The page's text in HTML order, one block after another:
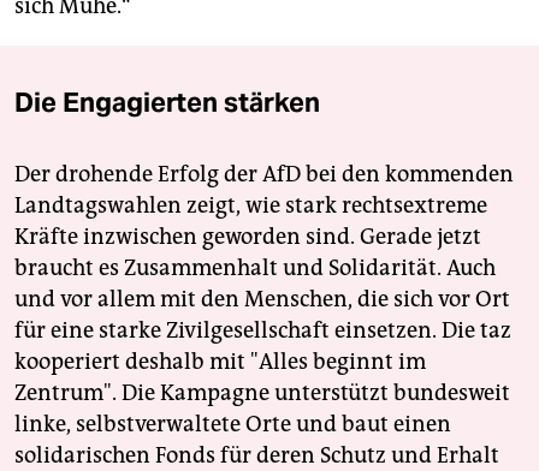
sich Mühe.“
Die Engagierten stärken
Der drohende Erfolg der AfD bei den kommenden
Landtagswahlen zeigt, wie stark rechtsextreme
Kräfte inzwischen geworden sind. Gerade jetzt
braucht es Zusammenhalt und Solidarität. Auch
und vor allem mit den Menschen, die sich vor Ort
für eine starke Zivilgesellschaft einsetzen. Die taz
kooperiert deshalb mit "Alles beginnt im
Zentrum". Die Kampagne unterstützt bundesweit
linke, selbstverwaltete Orte und baut einen
solidarischen Fonds für deren Schutz und Erhalt